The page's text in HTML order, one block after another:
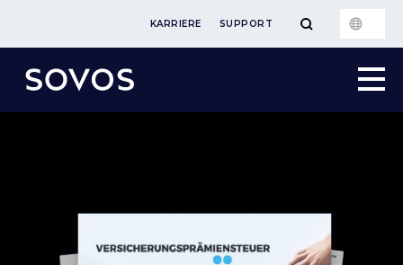
KARRIERE SUPPORT